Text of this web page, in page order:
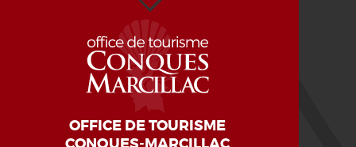
OFFICE DE TOURISME